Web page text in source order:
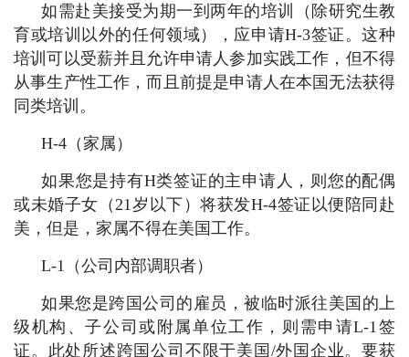
如需赴美接受为期一到两年的培训（除研究生教
育或培训以外的任何领域），应申请H-3签证。这种
培训可以受薪并且允许申请人参加实践工作，但不得
从事生产性工作，而且前提是申请人在本国无法获得
同类培训。
H-4（家属）
如果您是持有H类签证的主申请人，则您的配偶
或未婚子女（21岁以下）将获发H-4签证以便陪同赴
美，但是，家属不得在美国工作。
L-1（公司内部调职者）
如果您是跨国公司的雇员，被临时派往美国的上
级机构、子公司或附属单位工作，则需申请L-1签
证。此处所述跨国公司不限于美国/外国企业。要获